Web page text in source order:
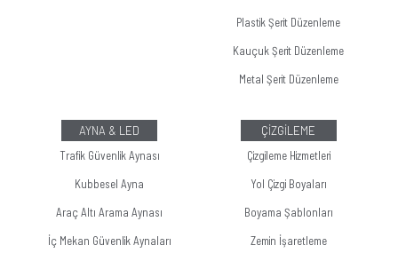
Plastik Şerit Düzenleme
Kauçuk Şerit Düzenleme
Metal Şerit Düzenleme
AYNA & LED
Trafik Güvenlik Aynası
Kubbesel Ayna
Araç Altı Arama Aynası
İç Mekan Güvenlik Aynaları
ÇİZGİLEME
Çizgileme Hizmetleri
Yol Çizgi Boyaları
Boyama Şablonları
Zemin İşaretleme